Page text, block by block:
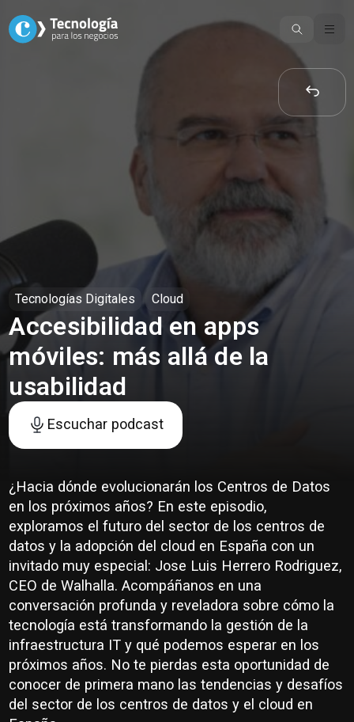
content
Tecnologías Digitales Cloud
Accesibilidad en apps
móviles: más allá de la
usabilidad
Escuchar podcast
¿Hacia dónde evolucionarán los Centros de Datos
en los próximos años? En este episodio,
exploramos el futuro del sector de los centros de
datos y la adopción del cloud en España con un
invitado muy especial: Jose Luis Herrero Rodriguez,
CEO de Walhalla. Acompáñanos en una
conversación profunda y reveladora sobre cómo la
tecnología está transformando la gestión de la
infraestructura IT y qué podemos esperar en los
próximos años. No te pierdas esta oportunidad de
conocer de primera mano las tendencias y desafíos
del sector de los centros de datos y el cloud en